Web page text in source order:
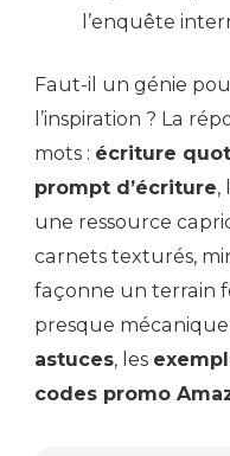
l’enquête
Faut-il un génie
l’inspiration ? La
mots : écriture
prompt d’écriture,
une ressource
carnets texturés,
façonne un terrain
presque
astuces, les
codes promo